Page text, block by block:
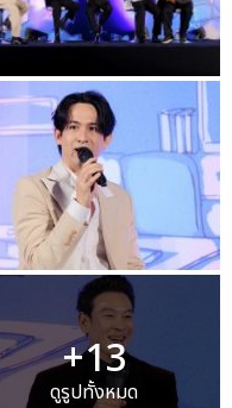
+13
ดูรูปทั้งหมด